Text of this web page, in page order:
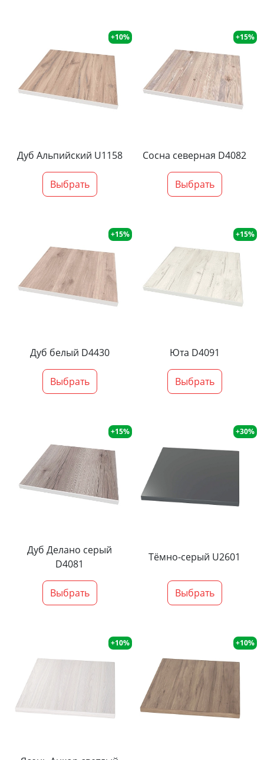
+10%
Дуб Альпийский U1158
Выбрать
+15%
Сосна северная D4082
Выбрать
+15%
Дуб белый D4430
Выбрать
+15%
Юта D4091
Выбрать
+15%
Дуб Делано серый
D4081
Выбрать
+30%
Тёмно-серый U2601
Выбрать
+10% +10%